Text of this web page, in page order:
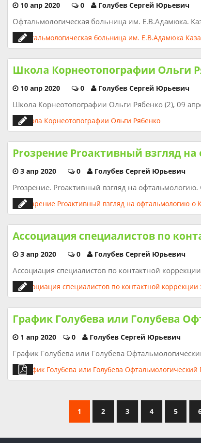
10 апр 2020 0 Голубев Сергей Юрьевич
Офтальмологическая больница им. Е.В.Адамюка.
Школа Корнеотопографии Ольги
10 апр 2020 0 Голубев Сергей Юрьевич
Школа Корнеотопографии Ольги Рябенко (2), 09
Proзрение Proактивный взгляд
3 апр 2020 0 Голубев Сергей Юрьевич
Proзрение. Proактивный взгляд на
Ассоциация специалистов по
3 апр 2020 0 Голубев Сергей Юрьевич
Ассоциация специалистов по контактной
График Голубева или Голубева
1 апр 2020 0 Голубев Сергей Юрьевич
График Голубева или Голубева
1 2 3 4 5